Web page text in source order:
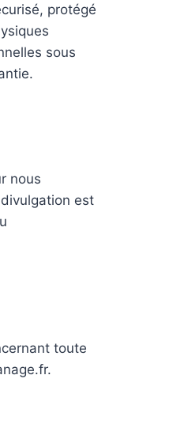
protégé
sous
nous
est
toute